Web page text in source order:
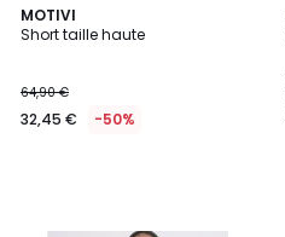
MOTIVI
Short taille haute
64,90 €
32,45 € -50%